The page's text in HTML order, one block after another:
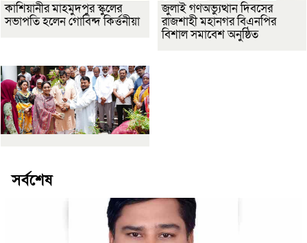
কাশিয়ানীর মাহমুদপুর স্কুলের
সভাপতি হলেন গোবিন্দ কির্ত্তনীয়া
জুলাই গণঅভ্যুত্থান দিবসের
রাজশাহী মহানগর বিএনপির
বিশাল সমাবেশ অনুষ্ঠিত
সর্বশেষ